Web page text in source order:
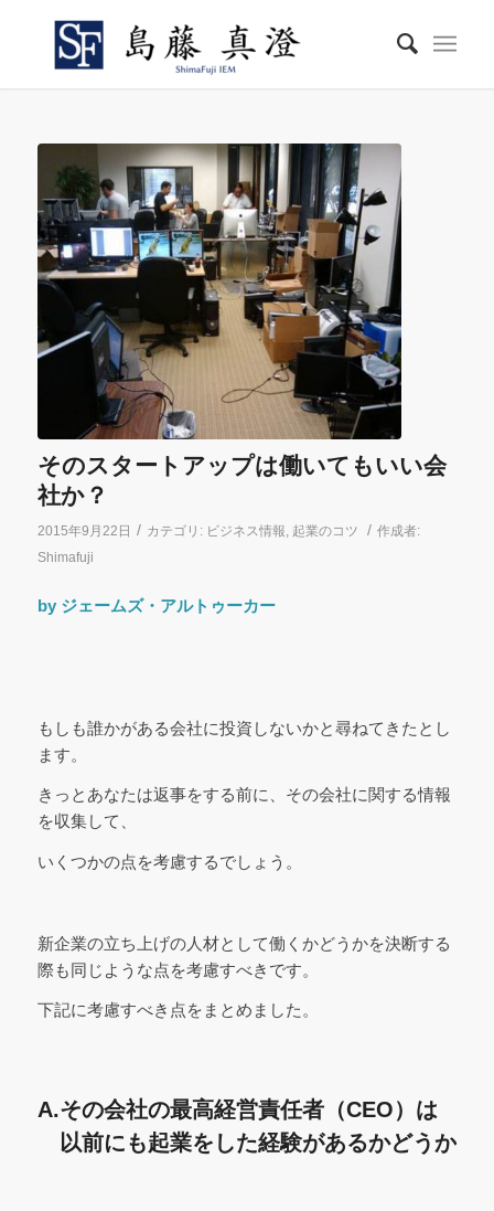
そのスタートアップは働いてもいい会
社か？
2015年9月22日 / カテゴリ: ビジネス情報 起業のコツ / 作成者:
Shimafuji
by ジェームズ・アルトゥーカー
もしも誰かがある会社に投資しないかと尋ねてきたとし
ます。
きっとあなたは返事をする前に、その会社に関する情報
を収集して、
いくつかの点を考慮するでしょう。
新企業の立ち上げの人材として働くかどうかを決断する
際も同じような点を考慮すべきです。
下記に考慮すべき点をまとめました。
A.その会社の最高経営責任者（CEO）は
以前にも起業をした経験があるかどうか